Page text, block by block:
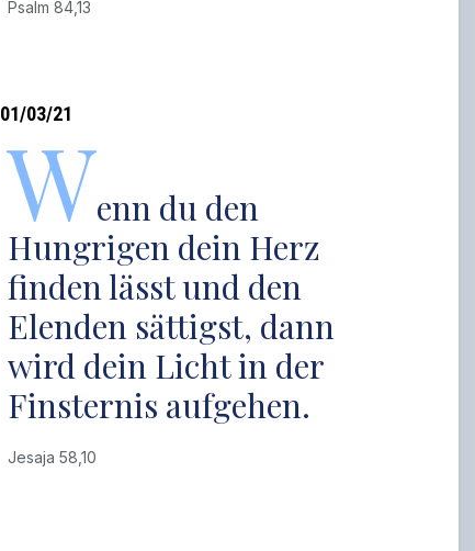
Psalm 84,13
01/03/21
Wenn du den
Hungrigen dein Herz
finden lässt und den
Elenden sättigst, dann
wird dein Licht in der
Finsternis aufgehen.
Jesaja 58,10